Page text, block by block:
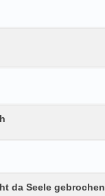
da Seele gebrochen